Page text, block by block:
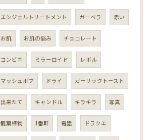
エンジェルトリートメント ガーベラ 赤い
お肌 お肌の悩み チョコレート
コンビニ ミラーロイド レボル
マッシュボブ ドライ ガーリックトースト
出来たて キャンドル キラキラ 写真
観葉植物 1番軒 電話 ドラクエ